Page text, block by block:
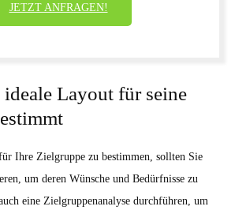
JETZT ANFRAGEN!
ideale Layout für seine
Ihre Zielgruppe zu bestimmen, sollten Sie
um deren Wünsche und Bedürfnisse zu
eine Zielgruppenanalyse durchführen, um